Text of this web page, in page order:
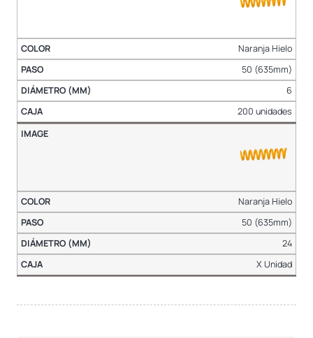
Naranja Hielo
50 (635mm)
6
200 unidades
Naranja Hielo
50 (635mm)
24
X Unidad